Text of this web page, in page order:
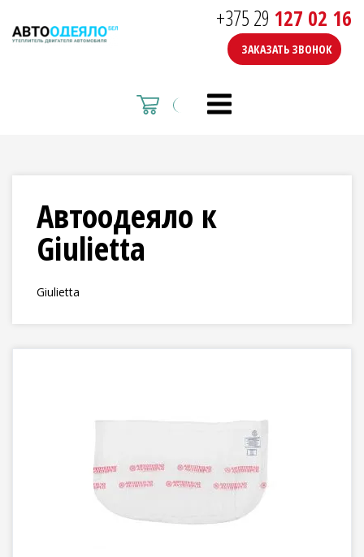
+375 29 127 02 16
ЗАКАЗАТЬ ЗВОНОК
Автоодеяло к
Giulietta
Giulietta